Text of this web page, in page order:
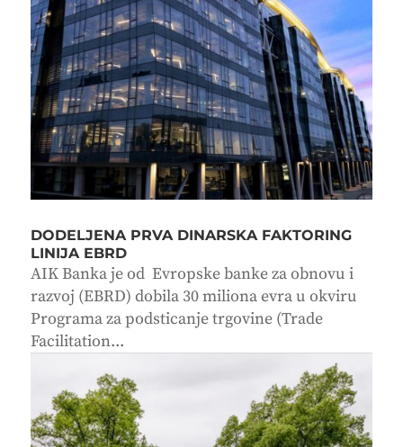
DODELJENA PRVA DINARSKA FAKTORING
LINIJA EBRD
AIK Banka je od Evropske banke za obnovu i
razvoj (EBRD) dobila 30 miliona evra u okviru
Programa za podsticanje trgovine (Trade
Facilitation...